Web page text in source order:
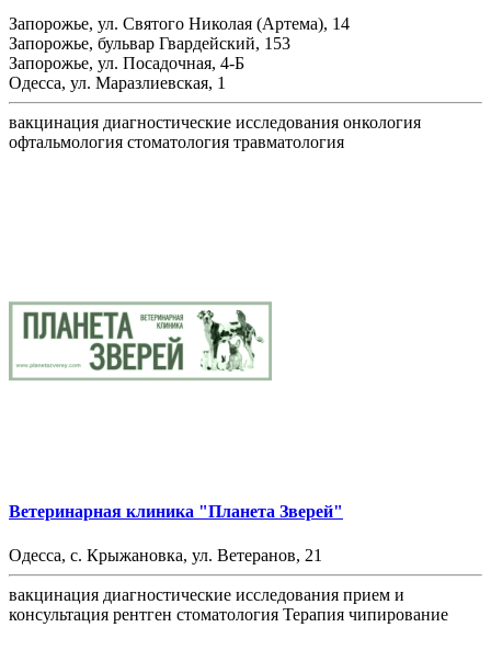
Запорожье, ул. Святого Николая (Артема), 14
Запорожье, бульвар Гвардейский, 153
Запорожье, ул. Посадочная, 4-Б
Одесса, ул. Маразлиевская, 1
вакцинация диагностические исследования онкология
офтальмология стоматология травматология
Ветеринарная клиника "Планета Зверей"
Одесса, с. Крыжановка, ул. Ветеранов, 21
вакцинация диагностические исследования прием и
консультация рентген стоматология Терапия чипирование